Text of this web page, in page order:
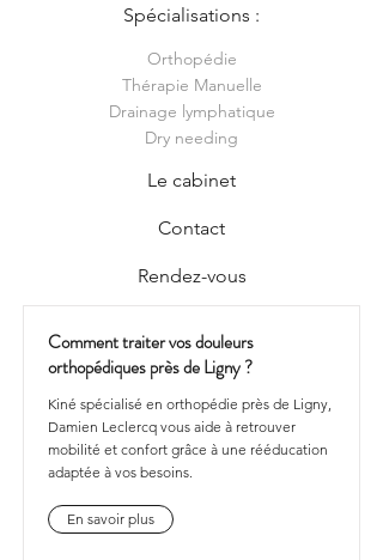
Spécialisations :
Orthopédie
Thérapie Manuelle
Drainage lymphatique
Dry needing
Le cabinet
Contact
Rendez-vous
Comment traiter vos douleurs
orthopédiques près de Ligny ?
Kiné spécialisé en orthopédie près de Ligny,
Damien Leclercq vous aide à retrouver
mobilité et confort grâce à une rééducation
adaptée à vos besoins.
En savoir plus